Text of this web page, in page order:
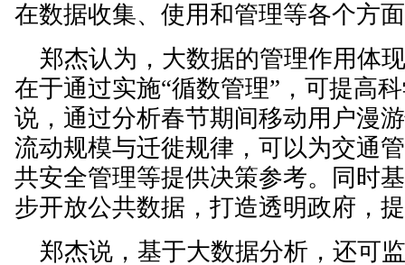
在数据收集、使用和管理等各个方
郑杰认为，大数据的管理作用体
在于通过实施“循数管理”，可提高
说，通过分析春节期间移动用户漫
流动规模与迁徙规律，可以为交通
共安全管理等提供决策参考。同时
步开放公共数据，打造透明政府，
郑杰说，基于大数据分析，还可